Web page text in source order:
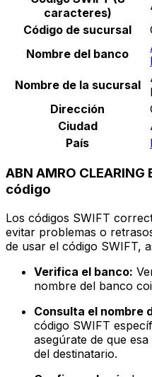
caracteres)
Código de sucursal
Nombre del banco
Nombre de la sucursal
Dirección
Ciudad
País
ABN AMRO
código
Los códigos SWIFT
evitar problemas o
de usar el código SWIFT,
Verifica el banco:
nombre del banco
Consulta el nombre
código SWIFT
asegúrate de que
del destinatario.